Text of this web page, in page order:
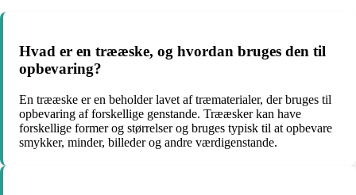
Hvad er en trææske, og hvordan bruges den til
opbevaring?
En trææske er en beholder lavet af træmaterialer, der bruges til
opbevaring af forskellige genstande. Trææsker kan have
forskellige former og størrelser og bruges typisk til at opbevare
smykker, minder, billeder og andre værdigenstande.